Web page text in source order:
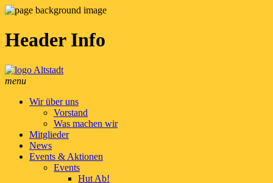
Header Info
menu
Wir über uns
Vorstand
Was machen wir
Mitglieder
News
Events & Aktionen
Events
Hut Ab!